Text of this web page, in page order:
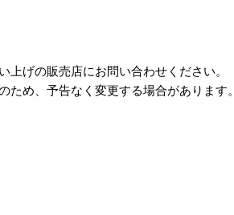
げの販売店にお問い合わせください。
め、予告なく変更する場合があります。